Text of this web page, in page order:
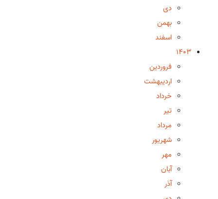
دی
بهمن
اسفند
1403
فروردین
اردیبهشت
خرداد
تیر
مرداد
شهریور
مهر
آبان
آذر